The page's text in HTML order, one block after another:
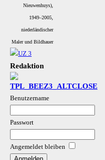
Nieuwenhuys),
1949–2005,
niederländischer
Maler und Bildhauer
Redaktion
Benutzername
Passwort
Angemeldet bleiben